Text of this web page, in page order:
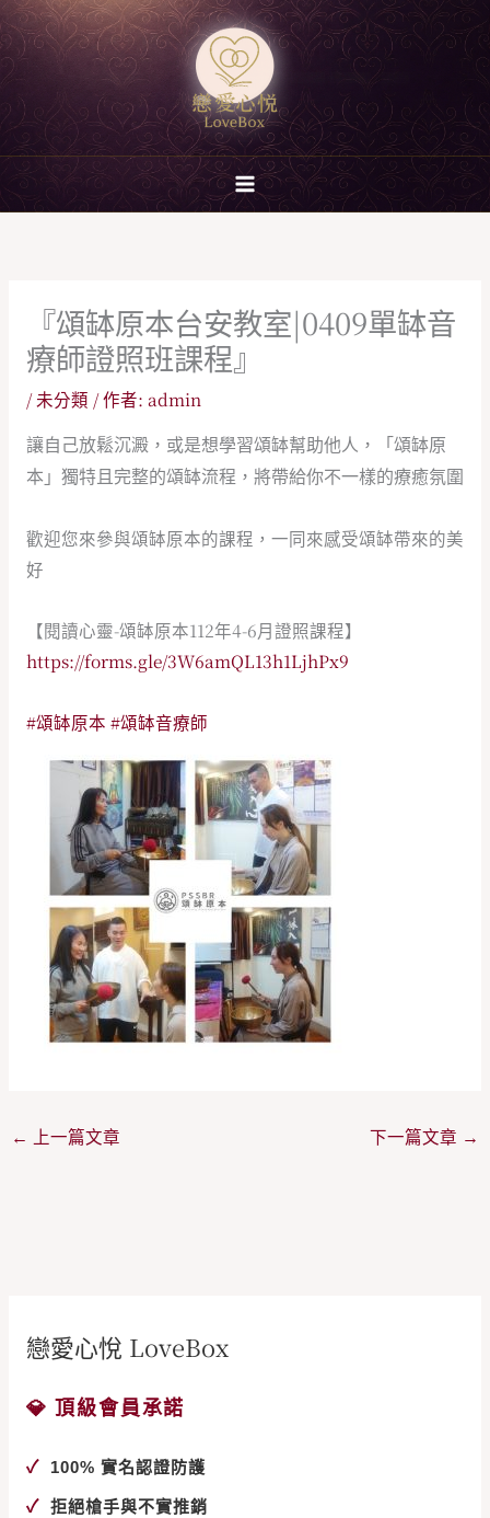
跳
至
主
要
內
『頌缽原本台安教室|0409單缽音
療師證照班課程』
/未分類 / 作者: admin
讓自己放鬆沉澱，或是想學習頌缽幫助他人，「頌缽原
本」獨特且完整的頌缽流程，將帶給你不一樣的療癒氛圍
歡迎您來參與頌缽原本的課程，一同來感受頌缽帶來的美
好
【閱讀心靈-頌缽原本112年4-6月證照課程】
https://forms.gle/3W6amQL13h1LjhPx9
#頌缽原本 #頌缽音療師
← 上一篇文章 下一篇文章 →
戀愛心悅 LoveBox
💎 頂級會員承諾
✓ 100% 實名認證防護
✓ 拒絕槍手與不實推銷